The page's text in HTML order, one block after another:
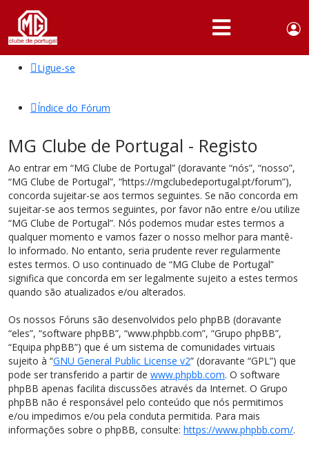
Portuguese,
English
QUEM
SÓCIOS
ATIVIDADES
NOTÍCIAS
FÓRUM
MARCA
MG
Ligue-se
Índice do Fórum
MG Clube de Portugal - Registo
Ao entrar em “MG Clube de Portugal” (doravante “nós”, “nosso”,
“MG Clube de Portugal”, “https://mgclubedeportugal.pt/forum”),
concorda sujeitar-se aos termos seguintes. Se não concorda em
sujeitar-se aos termos seguintes, por favor não entre e/ou utilize
“MG Clube de Portugal”. Nós podemos mudar estes termos a
qualquer momento e vamos fazer o nosso melhor para mantê-
lo informado. No entanto, seria prudente rever regularmente
estes termos. O uso continuado de “MG Clube de Portugal”
significa que concorda em ser legalmente sujeito a estes termos
quando são atualizados e/ou alterados.
Os nossos Fóruns são desenvolvidos pelo phpBB (doravante
“eles”, “software phpBB”, “www.phpbb.com”, “Grupo phpBB”,
“Equipa phpBB”) que é um sistema de comunidades virtuais
sujeito à “GNU General Public License v2” (doravante “GPL”) que
pode ser transferido a partir de www.phpbb.com. O software
phpBB apenas facilita discussões através da Internet. O Grupo
phpBB não é responsável pelo conteúdo que nós permitimos
e/ou impedimos e/ou pela conduta permitida. Para mais
informações sobre o phpBB, consulte: https://www.phpbb.com/.